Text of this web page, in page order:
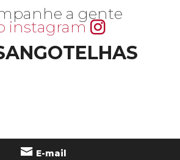
a gente
instagram
E-mail